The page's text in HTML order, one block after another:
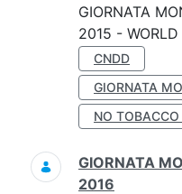
GIORNATA
2015 -
CNDD
GIORNATA
NO TOBACCO
GIORNATA
2016